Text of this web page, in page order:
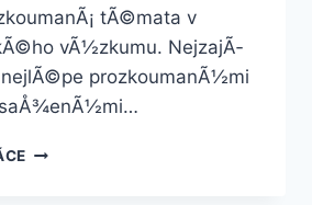
tÃ©mata v
vÃ½zkumu. NejzajÃ­
nejlÃ©pe prozkoumanÃ½mi
AÅ¡VAGANDA